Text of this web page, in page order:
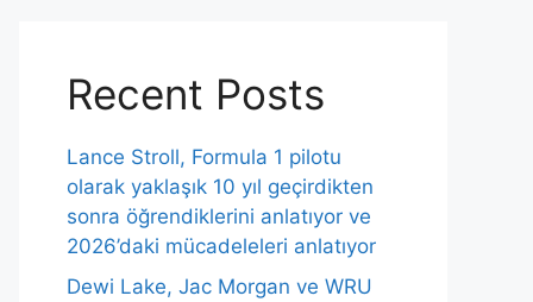
Recent Posts
Lance Stroll, Formula 1 pilotu
olarak yaklaşık 10 yıl geçirdikten
sonra öğrendiklerini anlatıyor ve
2026’daki mücadeleleri anlatıyor
Dewi Lake, Jac Morgan ve WRU